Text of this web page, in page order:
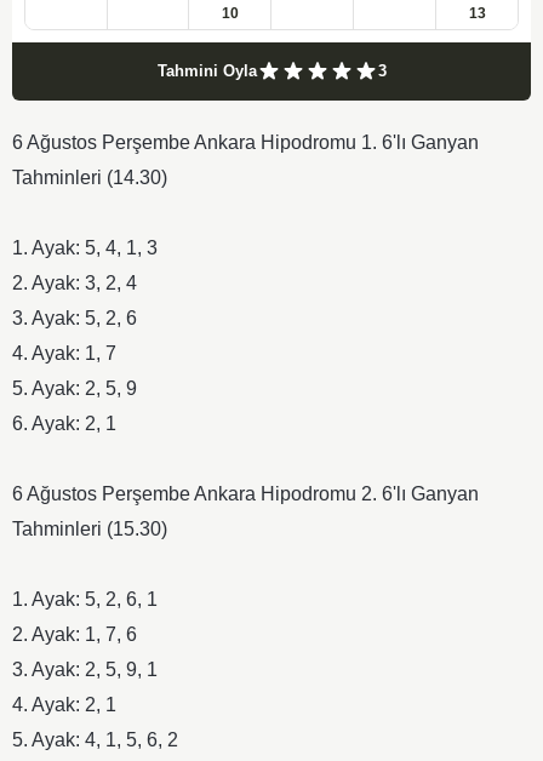
10
13
Tahmini Oyla 3
6 Ağustos Perşembe Ankara Hipodromu 1. 6'lı Ganyan
Tahminleri (14.30)
​1. Ayak: 5, 4, 1, 3
​2. Ayak: 3, 2, 4
​3. Ayak: 5, 2, 6
​4. Ayak: 1, 7
​5. Ayak: 2, 5, 9
​6. Ayak: 2, 1
​6 Ağustos Perşembe Ankara Hipodromu 2. 6'lı Ganyan
Tahminleri (15.30)
​1. Ayak: 5, 2, 6, 1
​2. Ayak: 1, 7, 6
​3. Ayak: 2, 5, 9, 1
​4. Ayak: 2, 1
​5. Ayak: 4, 1, 5, 6, 2